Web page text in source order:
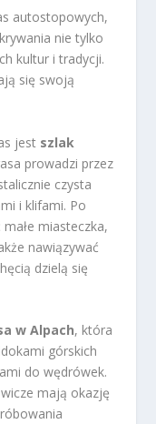
autostopowych,
nie tylko
kultur i tradycji.
się swoją
jest szlak
prowadzi przez
czysta
i klifami. Po
miasteczka,
nawiązywać
dzielą się
w Alpach, która
górskich
do wędrówek.
mają okazję